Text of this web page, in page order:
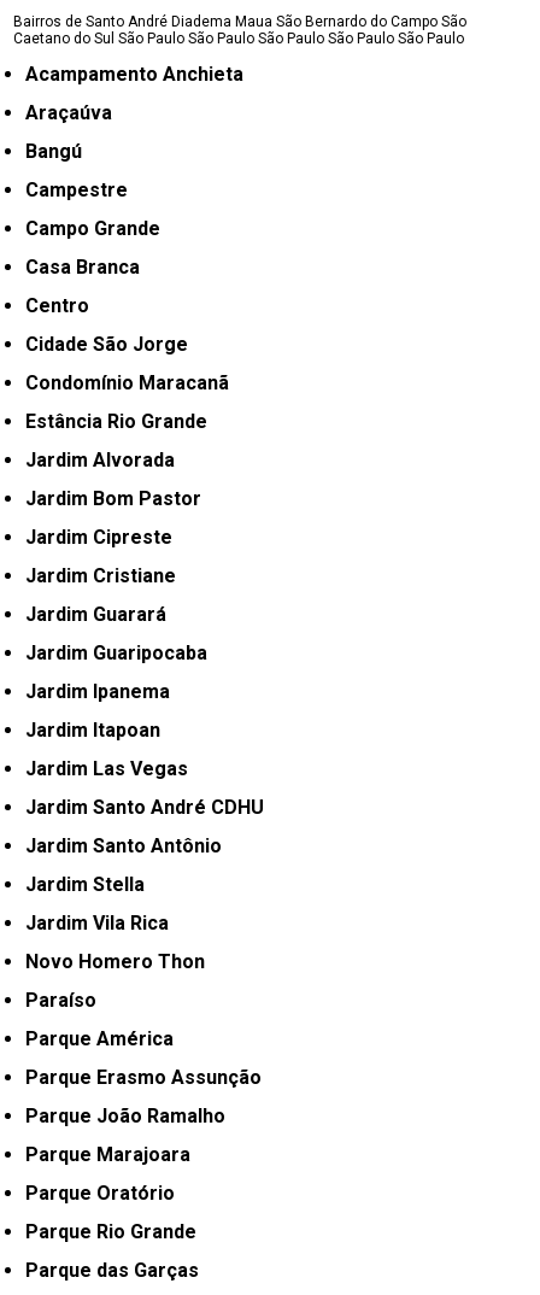
Bairros de Santo André Diadema Maua São Bernardo do Campo São
Caetano do SulSão Paulo São Paulo São Paulo São Paulo São Paulo
Acampamento Anchieta
Araçaúva
Bangú
Campestre
Campo Grande
Casa Branca
Centro
Cidade São Jorge
Condomínio Maracanã
Estância Rio Grande
Jardim Alvorada
Jardim Bom Pastor
Jardim Cipreste
Jardim Cristiane
Jardim Guarará
Jardim Guaripocaba
Jardim Ipanema
Jardim Itapoan
Jardim Las Vegas
Jardim Santo André CDHU
Jardim Santo Antônio
Jardim Stella
Jardim Vila Rica
Novo Homero Thon
Paraíso
Parque América
Parque Erasmo Assunção
Parque João Ramalho
Parque Marajoara
Parque Oratório
Parque Rio Grande
Parque das Garças